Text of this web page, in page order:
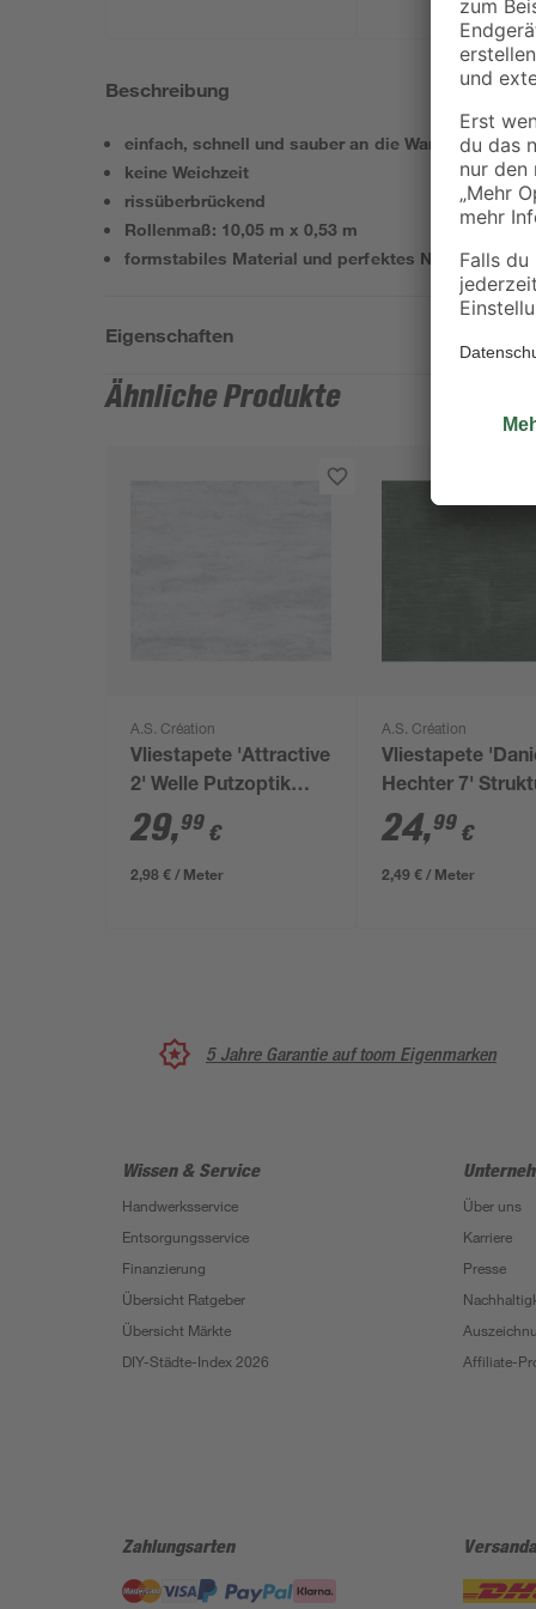
Beschreibung
einfach, schnell und sauber an die Wand
keine Weichzeit
rissüberbrückend
Rollenmaß: 10,05 m x 0,53 m
formstabiles Material und perfektes Nahtverhalten
Eigenschaften
Ähnliche Produkte
A.S. Création
Vliestapete 'Attractive
2' Welle Putzoptik
grau/silbern 0,53 x
10,05 m
29,99 €
2,98 € / Meter
A.S. Création
Vliestapete
Hechter 7' Struktur
grün 10,05 x 0,53
24,99 €
2,49 € / Meter
5 Jahre Garantie auf toom Eigenmarken
Wissen & Service
Handwerksservice
Entsorgungsservice
Finanzierung
Übersicht Ratgeber
Übersicht Märkte
DIY-Städte-Index 2026
Über uns
Karriere
Presse
Affiliate-
Zahlungsarten